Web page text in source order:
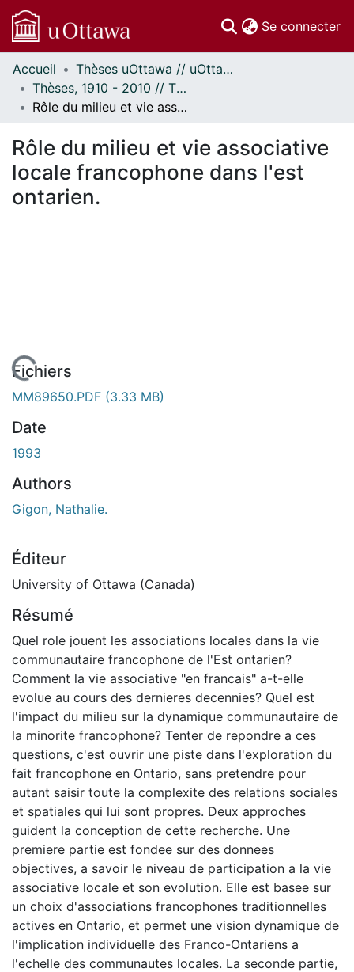
Se connecter
Communautés
et collections
Parcourir
À propos
Accueil
Thèses uOttawa // uOttawa Theses
Thèses, 1910 - 2010 // Theses, 1910 - 2010
Rôle du milieu et vie associative locale francophone dans l'est ontarien.
Rôle du milieu et vie associative
locale francophone dans l'est
ontarien.
En cours de chargement...
Fichiers
MM89650.PDF (3.33 MB)
Date
1993
Authors
Gigon, Nathalie.
Éditeur
University of Ottawa (Canada)
Résumé
Quel role jouent les associations locales dans la vie
communautaire francophone de l'Est ontarien?
Comment la vie associative "en francais" a-t-elle
evolue au cours des dernieres decennies? Quel est
l'impact du milieu sur la dynamique communautaire de
la minorite francophone? Tenter de repondre a ces
questions, c'est ouvrir une piste dans l'exploration du
fait francophone en Ontario, sans pretendre pour
autant saisir toute la complexite des relations sociales
et spatiales qui lui sont propres. Deux approches
guident la conception de cette recherche. Une
premiere partie est fondee sur des donnees
objectives, a savoir le niveau de participation a la vie
associative locale et son evolution. Elle est basee sur
un choix d'associations francophones traditionnelles
actives en Ontario, et permet une vision dynamique de
l'implication individuelle des Franco-Ontariens a
l'echelle des communautes locales. La seconde partie,